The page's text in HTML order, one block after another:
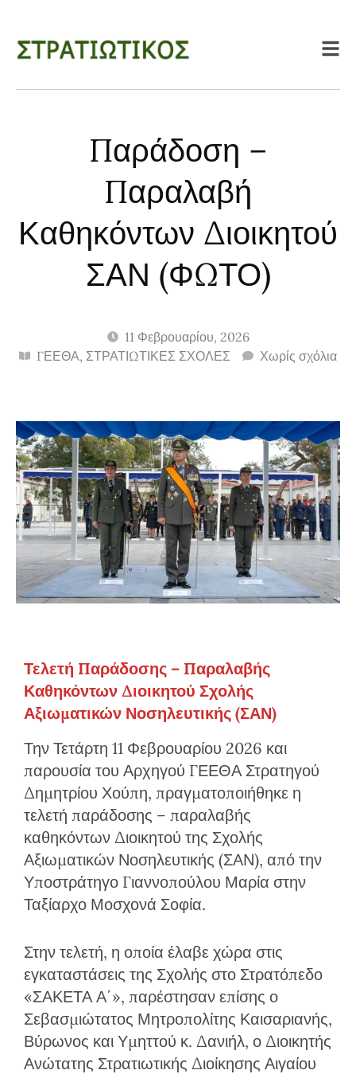
Παράδοση –
Παραλαβή
Καθηκόντων Διοικητού
ΣΑΝ (ΦΩΤΟ)
11 Φεβρουαρίου, 2026
ΓΕΕΘΑ, ΣΤΡΑΤΙΩΤΙΚΕΣ ΣΧΟΛΕΣ Χωρίς σχόλια
Τελετή Παράδοσης – Παραλαβής
Καθηκόντων Διοικητού Σχολής
Αξιωματικών Νοσηλευτικής (ΣΑΝ)
Την Τετάρτη 11 Φεβρουαρίου 2026 και
παρουσία του Αρχηγού ΓΕΕΘΑ Στρατηγού
Δημητρίου Χούπη, πραγματοποιήθηκε η
τελετή παράδοσης – παραλαβής
καθηκόντων Διοικητού της Σχολής
Αξιωματικών Νοσηλευτικής (ΣΑΝ), από την
Υποστράτηγο Γιαννοπούλου Μαρία στην
Ταξίαρχο Μοσχονά Σοφία.
Στην τελετή, η οποία έλαβε χώρα στις
εγκαταστάσεις της Σχολής στο Στρατόπεδο
«ΣΑΚΕΤΑ Α΄», παρέστησαν επίσης ο
Σεβασμιώτατος Μητροπολίτης Καισαριανής,
Βύρωνος και Υμηττού κ. Δανιήλ, ο Διοικητής
Ανώτατης Στρατιωτικής Διοίκησης Αιγαίου